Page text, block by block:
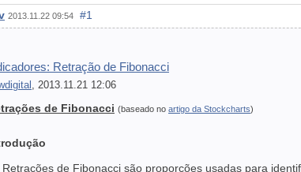
2013.11.22 09:54 #1
Retração de Fibonacci
, 2013.11.21 12:06
de Fibonacci (baseado no artigo da Stockcharts)
Retrações de Fibonacci são proporções usadas para